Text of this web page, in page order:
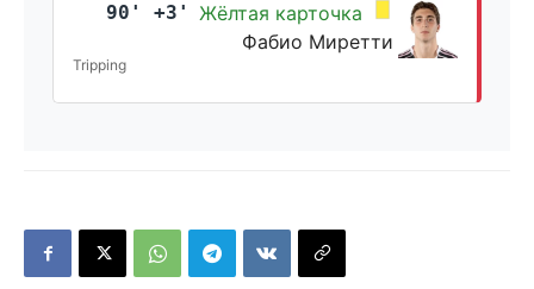
90' +3'
Жёлтая карточка
Фабио Миретти
Tripping